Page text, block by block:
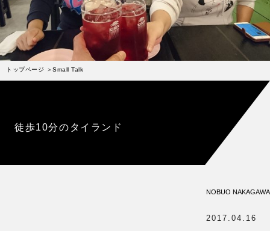
お知らせ・メディア掲載
受賞歴
お問い合わせ
プレマルシェジェラテリアについて
トップページ Small Talk
徒歩10分のタイランド
NOBUO NAKAGAWA
2017.04.16